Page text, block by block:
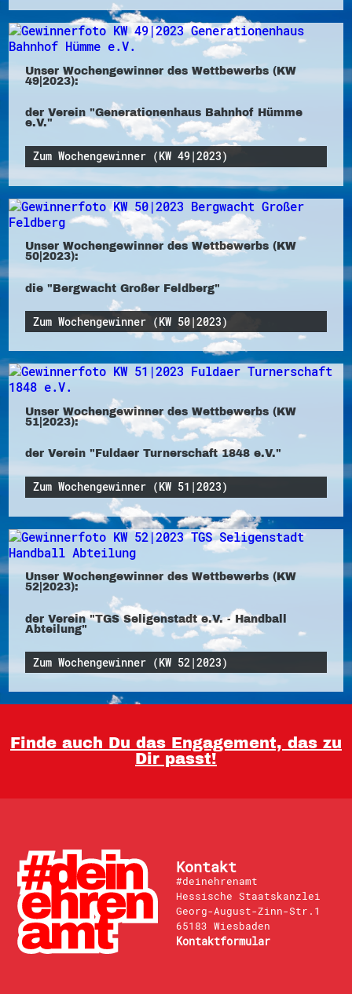
Unser Wochengewinner des Wettbewerbs (KW
49|2023):
der Verein "Generationenhaus Bahnhof Hümme
e.V."
Zum Wochengewinner (KW 49|2023)
Unser Wochengewinner des Wettbewerbs (KW
50|2023):
die "Bergwacht Großer Feldberg"
Zum Wochengewinner (KW 50|2023)
Unser Wochengewinner des Wettbewerbs (KW
51|2023):
der Verein "Fuldaer Turnerschaft 1848 e.V."
Zum Wochengewinner (KW 51|2023)
Unser Wochengewinner des Wettbewerbs (KW
52|2023):
der Verein "TGS Seligenstadt e.V. - Handball
Abteilung"
Zum Wochengewinner (KW 52|2023)
Finde auch Du das Engagement, das zu
Dir passt!
Kontakt
#deinehrenamt
Hessische Staatskanzlei
Georg-August-Zinn-Str.1
65183 Wiesbaden
Kontaktformular